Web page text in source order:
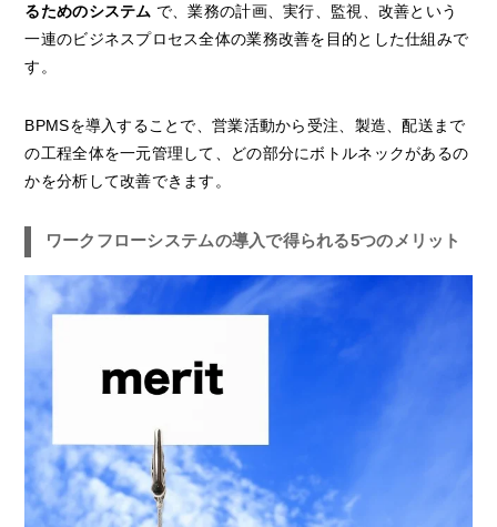
るためのシステム で、業務の計画、実行、監視、改善という
一連のビジネスプロセス全体の業務改善を目的とした仕組みで
す。
BPMSを導入することで、営業活動から受注、製造、配送まで
の工程全体を一元管理して、どの部分にボトルネックがあるの
かを分析して改善できます。
ワークフローシステムの導入で得られる5つのメリット